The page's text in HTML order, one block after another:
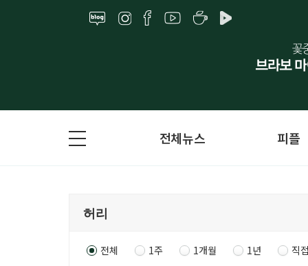
전체뉴스 피플
전체 1주 1개월 1년 직